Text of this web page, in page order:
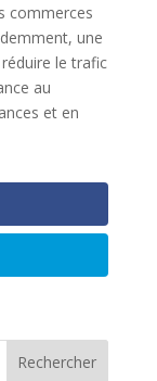
commerces
une
le trafic
au
et en